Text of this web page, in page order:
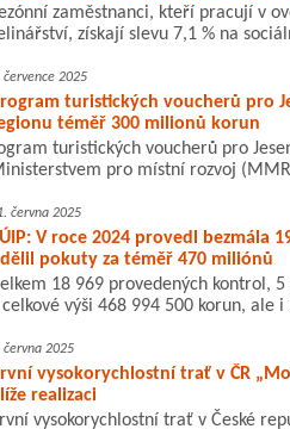
zaměstnanci, kteří pracují v
získají slevu 7,1 % na
července 2025
turistických voucherů pro
téměř 300 milionů korun
turistických voucherů pro
pro místní rozvoj
června 2025
V roce 2024 provedl bezmála
pokuty za téměř 470 miliónů
18 969 provedených kontrol,
výši 468 994 500 korun, ale i
června 2025
vysokorychlostní trať v ČR
realizaci
vysokorychlostní trať v České